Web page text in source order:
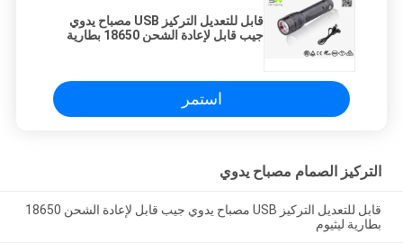
قابل للتعديل التركيز USB مصباح يدوي
جيب قابل لإعادة الشحن 18650 بطارية
استمر
التركيز الصمام مصباح يدوي
قابل للتعديل التركيز USB مصباح يدوي جيب قابل لإعادة الشحن 18650
بطارية ليثيوم